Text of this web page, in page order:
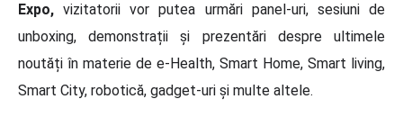
Expo, vizitatorii vor putea urmări panel-uri, sesiuni de
unboxing, demonstrații și prezentări despre ultimele
noutăți în materie de e-Health, Smart Home, Smart living,
Smart City, robotică, gadget-uri și multe altele.